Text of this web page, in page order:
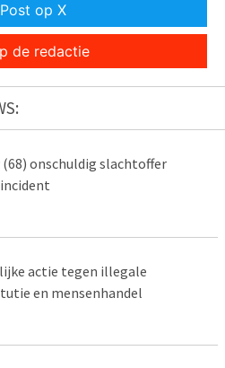
Post op X
de redactie
(68) onschuldig slachtoffer
actie tegen illegale
en mensenhandel